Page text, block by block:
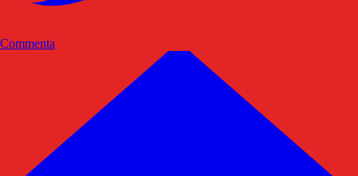
Commenta